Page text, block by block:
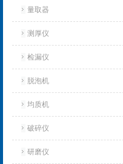
量取器
测厚仪
检漏仪
脱泡机
均质机
破碎仪
研磨仪